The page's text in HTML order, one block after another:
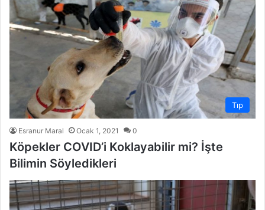
Tıp
Esranur Maral Ocak 1, 2021 0
Köpekler COVID’i Koklayabilir mi? İşte
Bilimin Söyledikleri